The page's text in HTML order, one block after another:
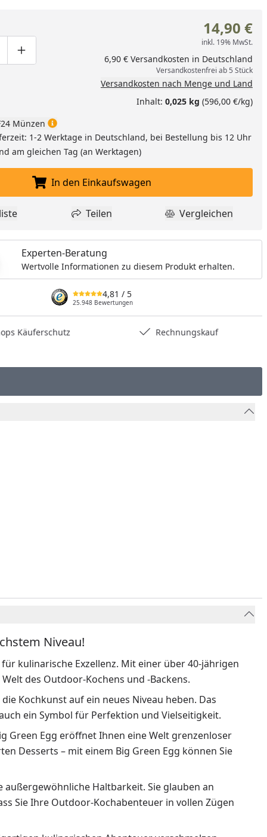
um eins verringern
manuell eingeben
Produktmenge um eins erhöhen
14,90 €
inkl. 19% MwSt.
6,90 € Versandkosten in Deutschland
Versandkostenfrei ab 5 Stück
Versandkosten nach Menge und Land
Inhalt: 0,025 kg (596,00 €/kg)
Münzen
1-2 Werktage in Deutschland, bei Bestellung bis 12 Uhr
am gleichen Tag (an Werktagen)
In den Einkaufswagen legen
In den Einkaufswagen
zur Wunschliste hinzufügen
Teilen
Teilen Produkt
Vergleichen
Experten-Beratung
Wertvolle Informationen zu diesem Produkt erhalten.
4,81 / 5
25.948 Bewertungen
Käuferschutz Rechnungskauf
Niveau!
kulinarische Exzellenz. Mit einer über 40-jährigen
des Outdoor-Kochens und -Backens.
Kochkunst auf ein neues Niveau heben. Das
ein Symbol für Perfektion und Vielseitigkeit.
Green Egg eröffnet Ihnen eine Welt grenzenloser
Desserts – mit einem Big Green Egg können Sie
Haltbarkeit. Sie glauben an
Sie Ihre Outdoor-Kochabenteuer in vollen Zügen